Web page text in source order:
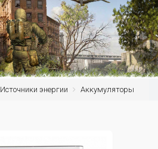
Источники энергии Аккумуляторы